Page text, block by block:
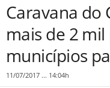
Caravana do
mais de 2
municípios
11/07/2017 ... 14:04h